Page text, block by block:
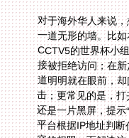
对于海外华人来说
一道无形的墙。比
CCTV5的世界杯小
接被拒绝访问；在
道明明就在眼前，
击；更常见的是，
还是一片黑屏，提
平台根据IP地址判
容的权限。而解决
回国加速器，把你